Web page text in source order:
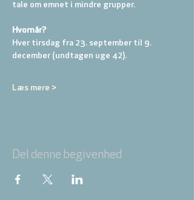
tale om emnet i mindre grupper.
Hvornår?
Hver tirsdag fra 23. september til 9.
december (undtagen uge 42).
Læs mere >
Del denne begivenhed